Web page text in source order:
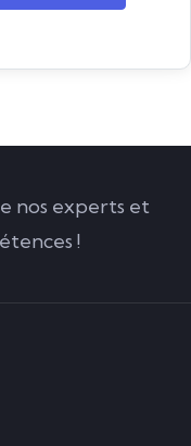
nos experts et
!